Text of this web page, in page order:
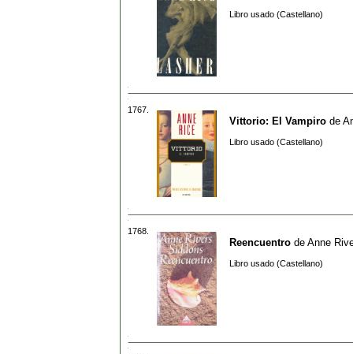
Libro usado (Castellano)
1767.
Vittorio: El Vampiro de
Libro usado (Castellano)
1768.
Reencuentro de Anne
Libro usado (Castellano)